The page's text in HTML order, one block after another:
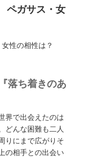
ガサス・女
性の相性は？
落ち着きのあ
界で出会えたのは
どんな困難も二人
りにまで広がりそ
の相手との出会い